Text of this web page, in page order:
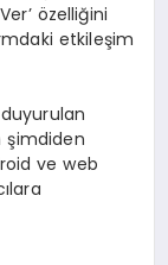
özelliğini
etkileşim
şimdiden
ve web